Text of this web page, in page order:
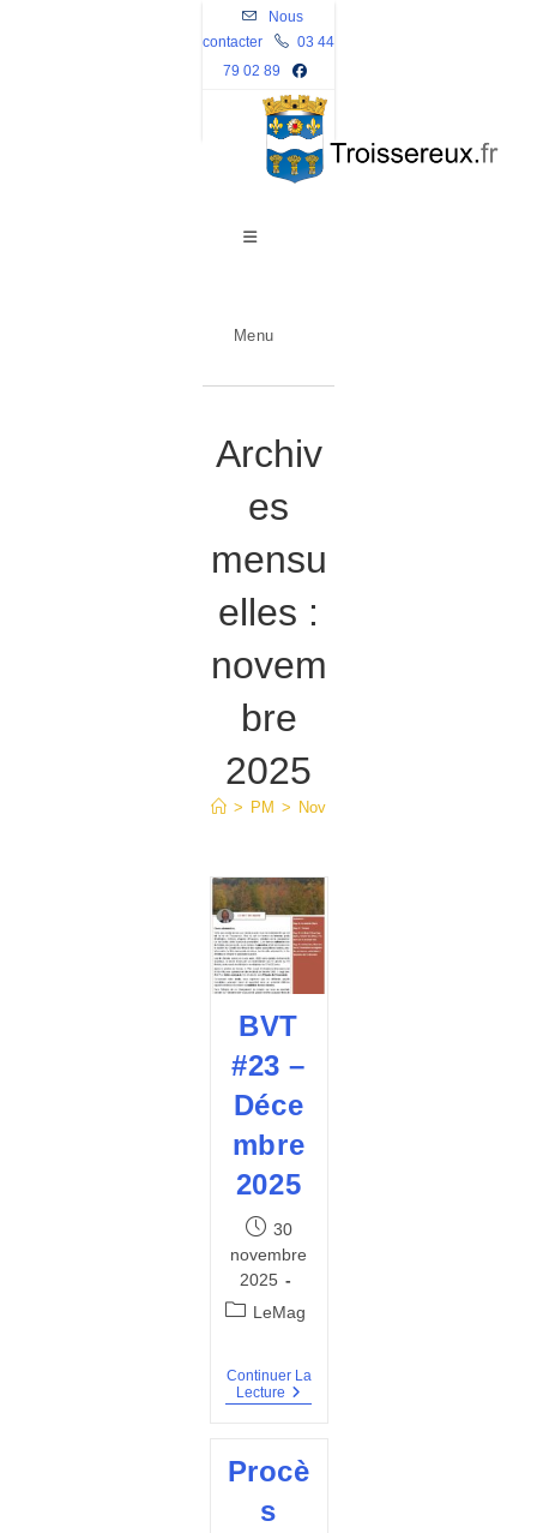
Skip
to
content
Nous
contacter
03 44
79 02 89
Menu
Archiv
es
mensu
elles :
novem
bre
2025
> PM > Nov
BVT
#23 –
Déce
mbre
2025
Publication
publiée :
30
novembre
2025
PostLeMag
Continuer La
Lecture BVT
2025
Procè
s